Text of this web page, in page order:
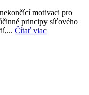
motivaci pro
principy síťového
Čítať viac